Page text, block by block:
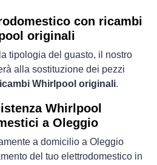
con ricambi
originali
tipologia del guasto, il nostro
alla sostituzione dei pezzi
Whirlpool originali.
Whirlpool
a Oleggio
a domicilio a Oleggio
del tuo elettrodomestico in